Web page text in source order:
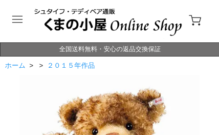
全国送料無料・安心の返品交換保証
ホーム > > ２０１５年作品